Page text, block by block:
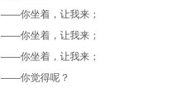
——你坐着，让我来；
——你坐着，让我来；
——你坐着，让我来；
——你觉得呢？